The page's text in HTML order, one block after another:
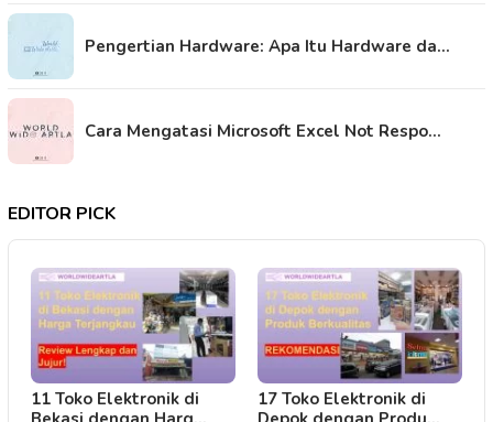
Pengertian Hardware: Apa Itu Hardware da…
Cara Mengatasi Microsoft Excel Not Respo…
EDITOR PICK
11 Toko Elektronik di
17 Toko Elektronik di